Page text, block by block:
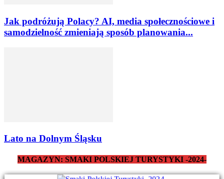
Jak podróżują Polacy? AI, media społecznościowe i
samodzielność zmieniają sposób planowania...
Lato na Dolnym Śląsku
MAGAZYN: SMAKI POLSKIEJ TURYSTYKI -2024-